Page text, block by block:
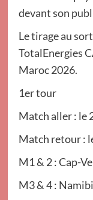
devant son
Le tirage au
TotalEnergies
Maroc 2026.
1er tour
Match aller : le
Match retour :
M1 & 2 : Cap-
M3 & 4 :